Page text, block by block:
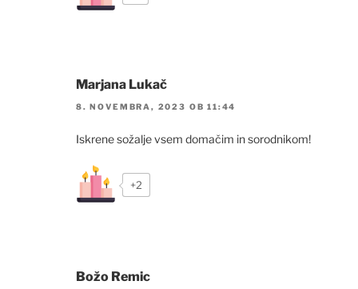
Marjana Lukač
8. NOVEMBRA, 2023 OB 11:44
Iskrene sožalje vsem domačim in sorodnikom!
+2
Božo Remic